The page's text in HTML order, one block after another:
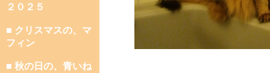
２０２５
■ クリスマスの、マ
フィン
■ 秋の日の、青いね